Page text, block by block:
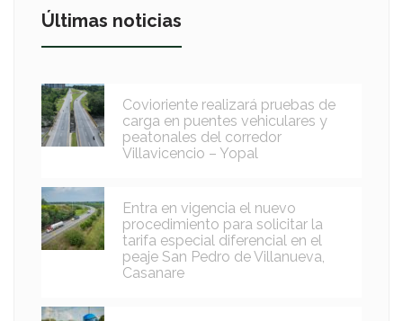
Últimas noticias
Covioriente realizará pruebas de
carga en puentes vehiculares y
peatonales del corredor
Villavicencio – Yopal
Entra en vigencia el nuevo
procedimiento para solicitar la
tarifa especial diferencial en el
peaje San Pedro de Villanueva,
Casanare